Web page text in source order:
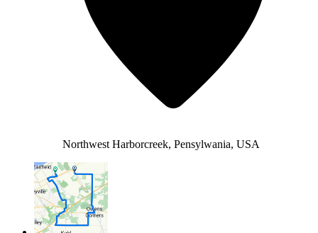
Northwest Harborcreek, Pensylwania, USA